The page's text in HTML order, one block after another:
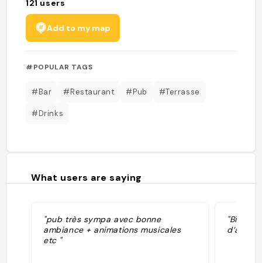
121 users
Add to my map
#POPULAR TAGS
#Bar #Restaurant #Pub #Terrasse
#Drinks
What users are saying
"pub très sympa avec bonne
ambiance + animations musicales
etc "